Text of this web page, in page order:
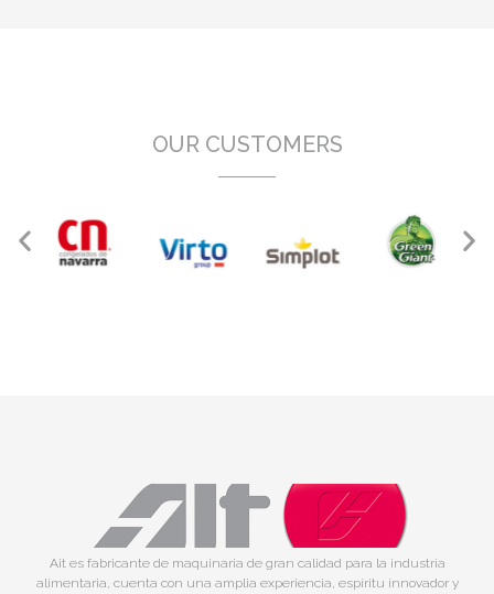
OUR CUSTOMERS
Ait es fabricante de maquinaria de gran calidad para la industria
alimentaria, cuenta con una amplia experiencia, espíritu innovador y